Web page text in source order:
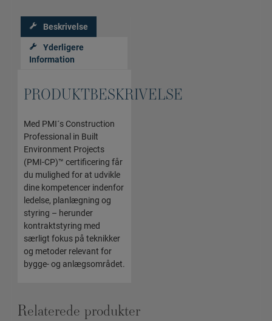
Beskrivelse
Yderligere
Information
PRODUKTBESKRIVELSE
Med PMI´s Construction
Professional in Built
Environment Projects
(PMI-CP)™ certificering får
du mulighed for at udvikle
dine kompetencer indenfor
ledelse, planlægning og
styring – herunder
kontraktstyring med
særligt fokus på teknikker
og metoder relevant for
bygge- og anlægsområdet.
Relaterede produkter